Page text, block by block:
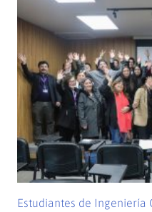
Estudiantes de Ingeniería